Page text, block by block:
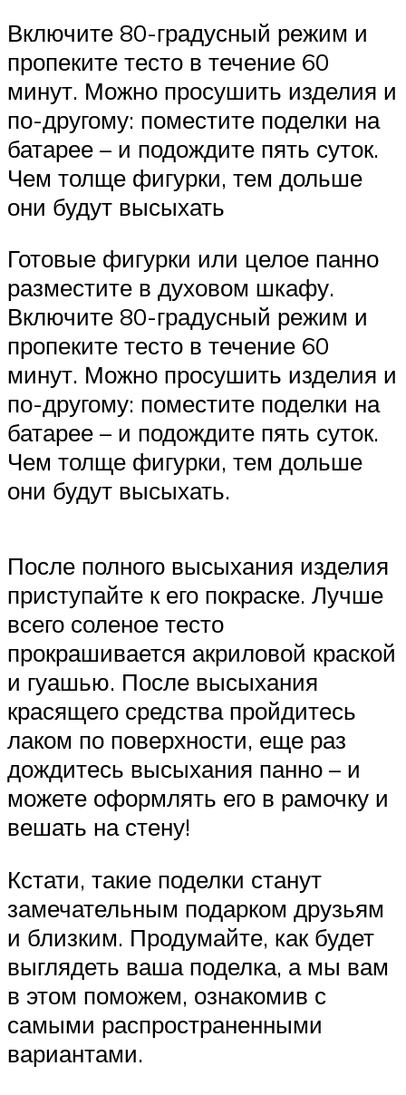
Включите 80-градусный режим и
пропеките тесто в течение 60
минут. Можно просушить изделия и
по-другому: поместите поделки на
батарее – и подождите пять суток.
Чем толще фигурки, тем дольше
они будут высыхать
Готовые фигурки или целое панно
разместите в духовом шкафу.
Включите 80-градусный режим и
пропеките тесто в течение 60
минут. Можно просушить изделия и
по-другому: поместите поделки на
батарее – и подождите пять суток.
Чем толще фигурки, тем дольше
они будут высыхать.
После полного высыхания изделия
приступайте к его покраске. Лучше
всего соленое тесто
прокрашивается акриловой краской
и гуашью. После высыхания
красящего средства пройдитесь
лаком по поверхности, еще раз
дождитесь высыхания панно – и
можете оформлять его в рамочку и
вешать на стену!
Кстати, такие поделки станут
замечательным подарком друзьям
и близким. Продумайте, как будет
выглядеть ваша поделка, а мы вам
в этом поможем, ознакомив с
самыми распространенными
вариантами.